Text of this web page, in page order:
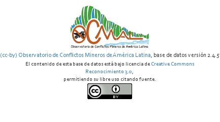
(cc-by) Observatorio de Conflictos Mineros de América Latina, base de datos versión 2.4.5
El contenido de esta base de datos está bajo licencia de Creative Commons
Reconocimiento 3.0,
permitiendo su libre uso citando fuente.